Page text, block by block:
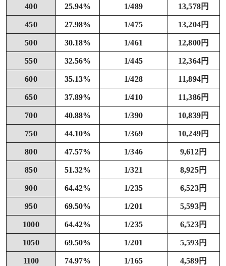
400 25.94% 1/489 13,578円
450 27.98% 1/475 13,204円
500 30.18% 1/461 12,800円
550 32.56% 1/445 12,364円
600 35.13% 1/428 11,894円
650 37.89% 1/410 11,386円
700 40.88% 1/390 10,839円
750 44.10% 1/369 10,249円
800 47.57% 1/346 9,612円
850 51.32% 1/321 8,925円
900 64.42% 1/235 6,523円
950 69.50% 1/201 5,593円
1000 64.42% 1/235 6,523円
1050 69.50% 1/201 5,593円
1100 74.97% 1/165 4,589円